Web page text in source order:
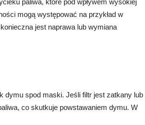
paliwa, które pod wpływem wysokiej
mogą występować na przykład w
jest naprawa lub wymiana
dymu spod maski. Jeśli filtr jest zatkany lub
co skutkuje powstawaniem dymu. W